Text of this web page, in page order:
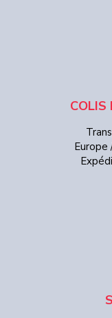
COLIS
Europe